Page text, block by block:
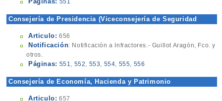
551
Consejería de Presidencia (Viceconsejería de Seguridad
Articulo: 656
Notificación: Notificación a Infractores.- Guillot Aragón, Fco. y
otros.
Páginas: 551, 552, 553, 554, 555, 556
Consejería de Economía, Hacienda y Patrimonio
Articulo: 657